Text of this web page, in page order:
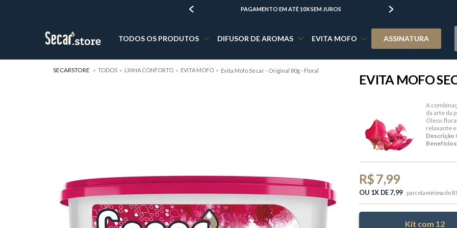
PAGAMENTO EM ATÉ 10X SEM JUROS FRETE GRÁTIS
TODOS OS PRODUTOS DIFUSOR DE AROMAS EVITA MOFO ASSINATURA
SECARSTORE TODOS LINHA CONFORTO EVITA MOFO Evita Mofo Secar - Original 80g - Floral
EVITA MOFO
A
da arte da
Óleos
relaxante
Descrição
R$ 7,99
OU 1X DE 7,99 parcela mínima de
12